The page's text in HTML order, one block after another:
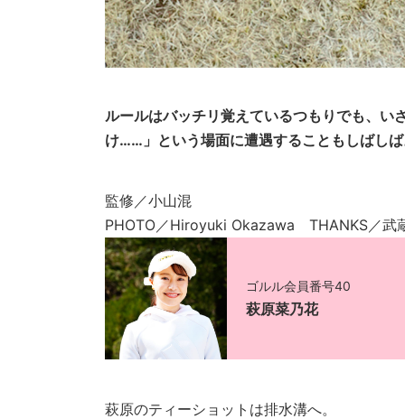
ルールはバッチリ覚えているつもりでも、い
け……」という場面に遭遇することもしばし
監修／小山混
PHOTO／Hiroyuki Okazawa THANKS／武
ゴルル会員番号40
萩原菜乃花
萩原のティーショットは排水溝へ。